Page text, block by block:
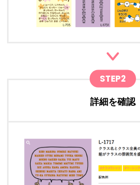
STEP2
詳細を確認